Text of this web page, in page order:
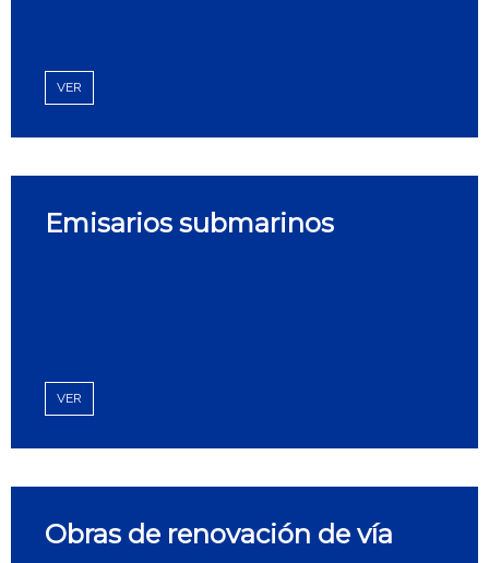
VER
Emisarios submarinos
VER
Obras de renovación de vía